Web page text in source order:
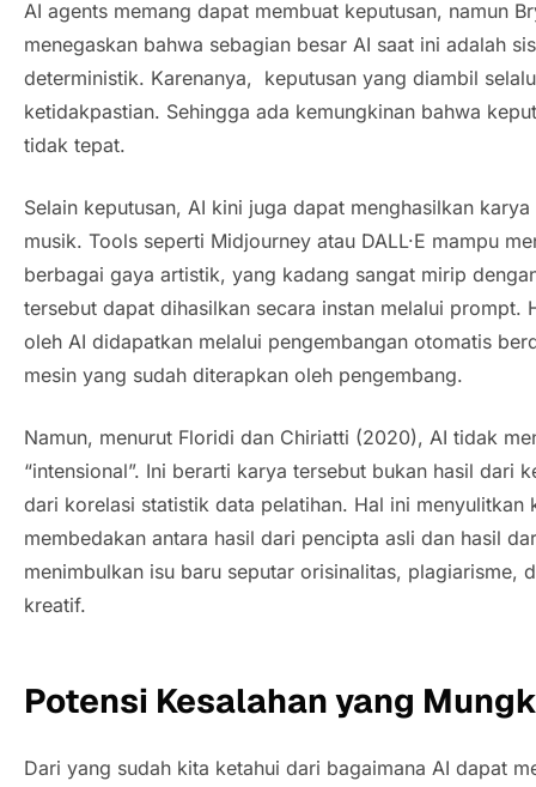
AI agents memang dapat membuat keputusan, namun
menegaskan bahwa sebagian besar AI saat ini adalah
deterministik. Karenanya, keputusan yang diambil
ketidakpastian. Sehingga ada kemungkinan bahwa
tidak tepat.
Selain keputusan, AI kini juga dapat menghasilkan
musik. Tools seperti Midjourney atau DALL·E mampu
berbagai gaya artistik, yang kadang sangat mirip
tersebut dapat dihasilkan secara instan melalui prompt.
oleh AI didapatkan melalui pengembangan otomatis
mesin yang sudah diterapkan oleh pengembang.
Namun, menurut Floridi dan Chiriatti (2020), AI tidak
“intensional”. Ini berarti karya tersebut bukan hasil dari
dari korelasi statistik data pelatihan. Hal ini menyulitkan
membedakan antara hasil dari pencipta asli dan hasil
menimbulkan isu baru seputar orisinalitas, plagiarisme,
kreatif.
Potensi Kesalahan yang
Dari yang sudah kita ketahui dari bagaimana AI dapat